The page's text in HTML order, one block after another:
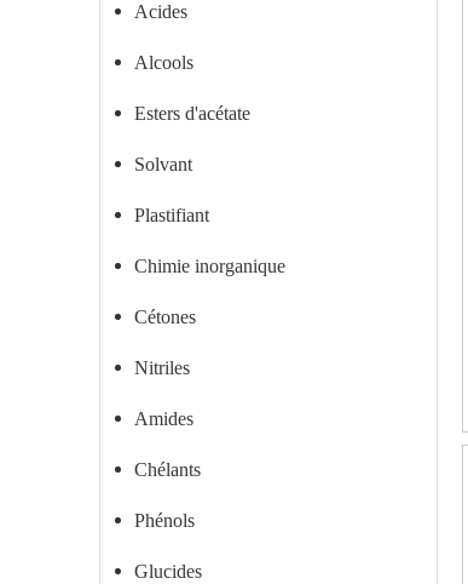
Acides
Alcools
Esters d'acétate
Solvant
Plastifiant
Chimie inorganique
Cétones
Nitriles
Amides
Chélants
Phénols
Glucides